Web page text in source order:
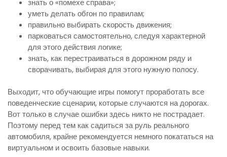
уметь делать обгон по правилам;
правильно выбирать скорость движения;
парковаться самостоятельно, следуя характерной
для этого действия логике;
знать, как перестраиваться в дорожном ряду и
сворачивать, выбирая для этого нужную полосу.
Выходит, что обучающие игры помогут проработать все
поведенческие сценарии, которые случаются на дорогах.
Вот только в случае ошибки здесь никто не пострадает.
Поэтому перед тем как садиться за руль реального
автомобиля, крайне рекомендуется немного покататься на
виртуальном и освоить базовые навыки.